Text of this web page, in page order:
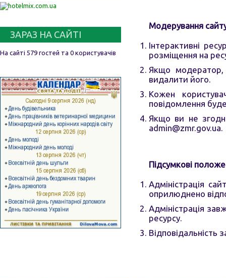
ЗАРАЗ НА САЙТІ
На сайті 579 гостей та 0 користувачів
Модерування
Інтерактивні
розміщення на
Якщо модератор,
видалити його.
Кожен
повідомлення
Якщо ви не
admin@zmr.gov.ua
Підсумкові
Адміністрація
оприлюднено
Адміністрація
ресурсу.
Відповідальність